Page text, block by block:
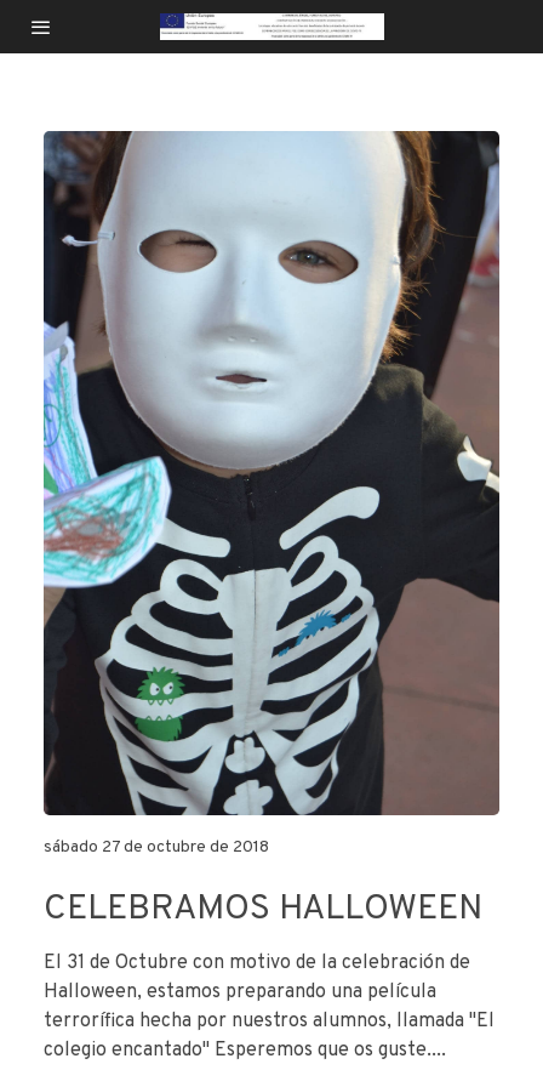
sábado 27 de octubre de 2018
CELEBRAMOS HALLOWEEN
El 31 de Octubre con motivo de la celebración de
Halloween, estamos preparando una película
terrorífica hecha por nuestros alumnos, llamada "El
colegio encantado" Esperemos que os guste....